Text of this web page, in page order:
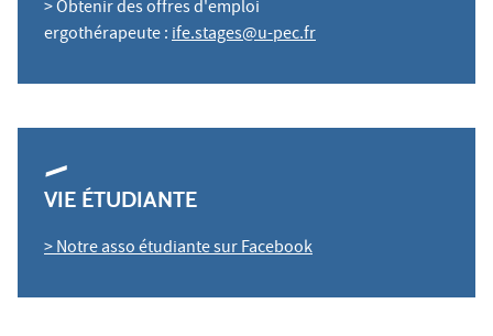
> Obtenir des offres d'emploi
ergothérapeute :ife.stages@u-pec.fr
VIE ÉTUDIANTE
> Notre asso étudiante sur Facebook